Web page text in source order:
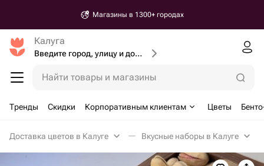
Магазины в 1300+ городах
Калуга
Введите город, улицу и дом доставки
Найти товары и магазины
Тренды Скидки Корпоративным клиентам Цветы
Доставка цветов в Калуге Вкусные наборы в Калуге